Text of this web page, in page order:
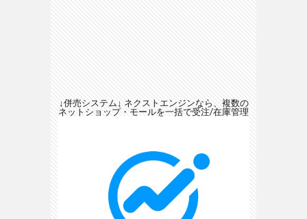
↓併売システム↓ ネクストエンジンなら、複数の
ネットショップ・モールを一括で受注/在庫管理